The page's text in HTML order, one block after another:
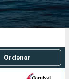
Compañías
Ordenar